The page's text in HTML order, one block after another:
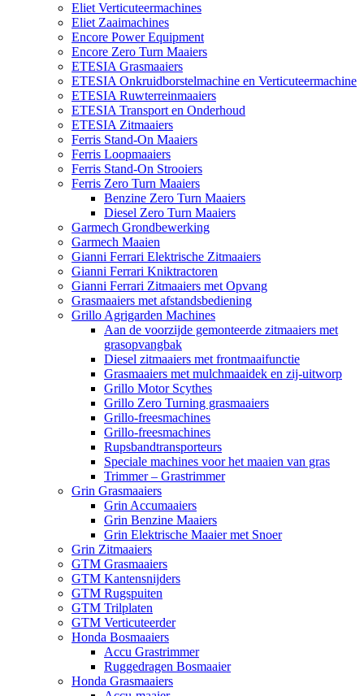
Eliet Verticuteermachines
Eliet Zaaimachines
Encore Power Equipment
Encore Zero Turn Maaiers
ETESIA Grasmaaiers
ETESIA Onkruidborstelmachine en Verticuteermachine
ETESIA Ruwterreinmaaiers
ETESIA Transport en Onderhoud
ETESIA Zitmaaiers
Ferris Stand-On Maaiers
Ferris Loopmaaiers
Ferris Stand-On Strooiers
Ferris Zero Turn Maaiers
Benzine Zero Turn Maaiers
Diesel Zero Turn Maaiers
Garmech Grondbewerking
Garmech Maaien
Gianni Ferrari Elektrische Zitmaaiers
Gianni Ferrari Kniktractoren
Gianni Ferrari Zitmaaiers met Opvang
Grasmaaiers met afstandsbediening
Grillo Agrigarden Machines
Aan de voorzijde gemonteerde zitmaaiers met
grasopvangbak
Diesel zitmaaiers met frontmaaifunctie
Grasmaaiers met mulchmaaidek en zij-uitworp
Grillo Motor Scythes
Grillo Zero Turning grasmaaiers
Grillo-freesmachines
Grillo-freesmachines
Rupsbandtransporteurs
Speciale machines voor het maaien van gras
Trimmer – Grastrimmer
Grin Grasmaaiers
Grin Accumaaiers
Grin Benzine Maaiers
Grin Elektrische Maaier met Snoer
Grin Zitmaaiers
GTM Grasmaaiers
GTM Kantensnijders
GTM Rugspuiten
GTM Trilplaten
GTM Verticuteerder
Honda Bosmaaiers
Accu Grastrimmer
Ruggedragen Bosmaaier
Honda Grasmaaiers